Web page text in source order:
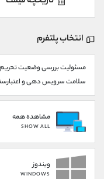
انتخاب پلتفرم
مسئولیت بررسی وضعیت تحریم،
سلامت سرویس دهی و
مشاهده همه
SHOW ALL
ویندوز
WINDOWS